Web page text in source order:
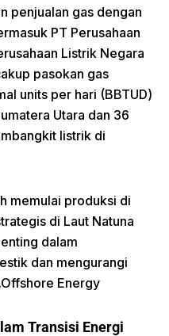
penjualan gas dengan
PT Perusahaan
Listrik Negara
pasokan gas
units per hari (BBTUD)
Utara dan 36
listrik di
memulai produksi di
di Laut Natuna
dalam
dan mengurangi
.Offshore Energy
Transisi Energi